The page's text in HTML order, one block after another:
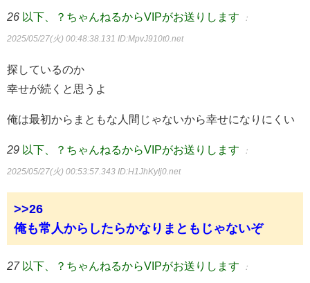
26 以下、？ちゃんねるからVIPがお送りします ：
2025/05/27(火) 00:48:38.131 ID:MpvJ910t0.net
探しているのか
幸せが続くと思うよ
俺は最初からまともな人間じゃないから幸せになりにくい
29 以下、？ちゃんねるからVIPがお送りします ：
2025/05/27(火) 00:53:57.343 ID:H1JhKyIj0.net
>>26
俺も常人からしたらかなりまともじゃないぞ
27 以下、？ちゃんねるからVIPがお送りします ：